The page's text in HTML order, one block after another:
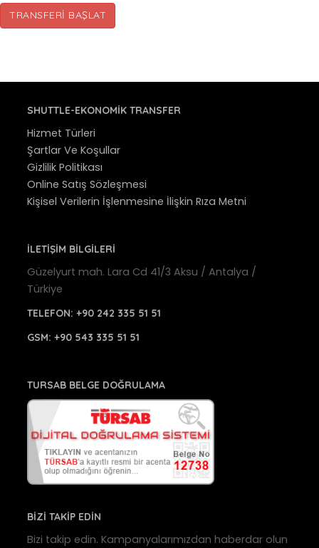
TRANSFERI BAŞLAT
SHUTTLE-EKONOMIK TRANSFER
Hizmet Türleri
Şartlar Ve Koşullar
Gizlilik Politikası
Online Satış Sözleşmesi
Kişisel Verilerin İşlenmesine İlişkin Rıza Metni
İLETİŞİM BİLGİLERİ
Güzelyurt mah. Lara Cd 41/3 Aksu / Antalya /
Türkiye
TELEFON: +90 242 335 51 51
GSM: +90 543 335 51 51
TURSAB BELGE DOĞRULAMA
BİZİ TAKİP EDİN
Bizi takip edin. Kampanyalarımızdan haberdar olun